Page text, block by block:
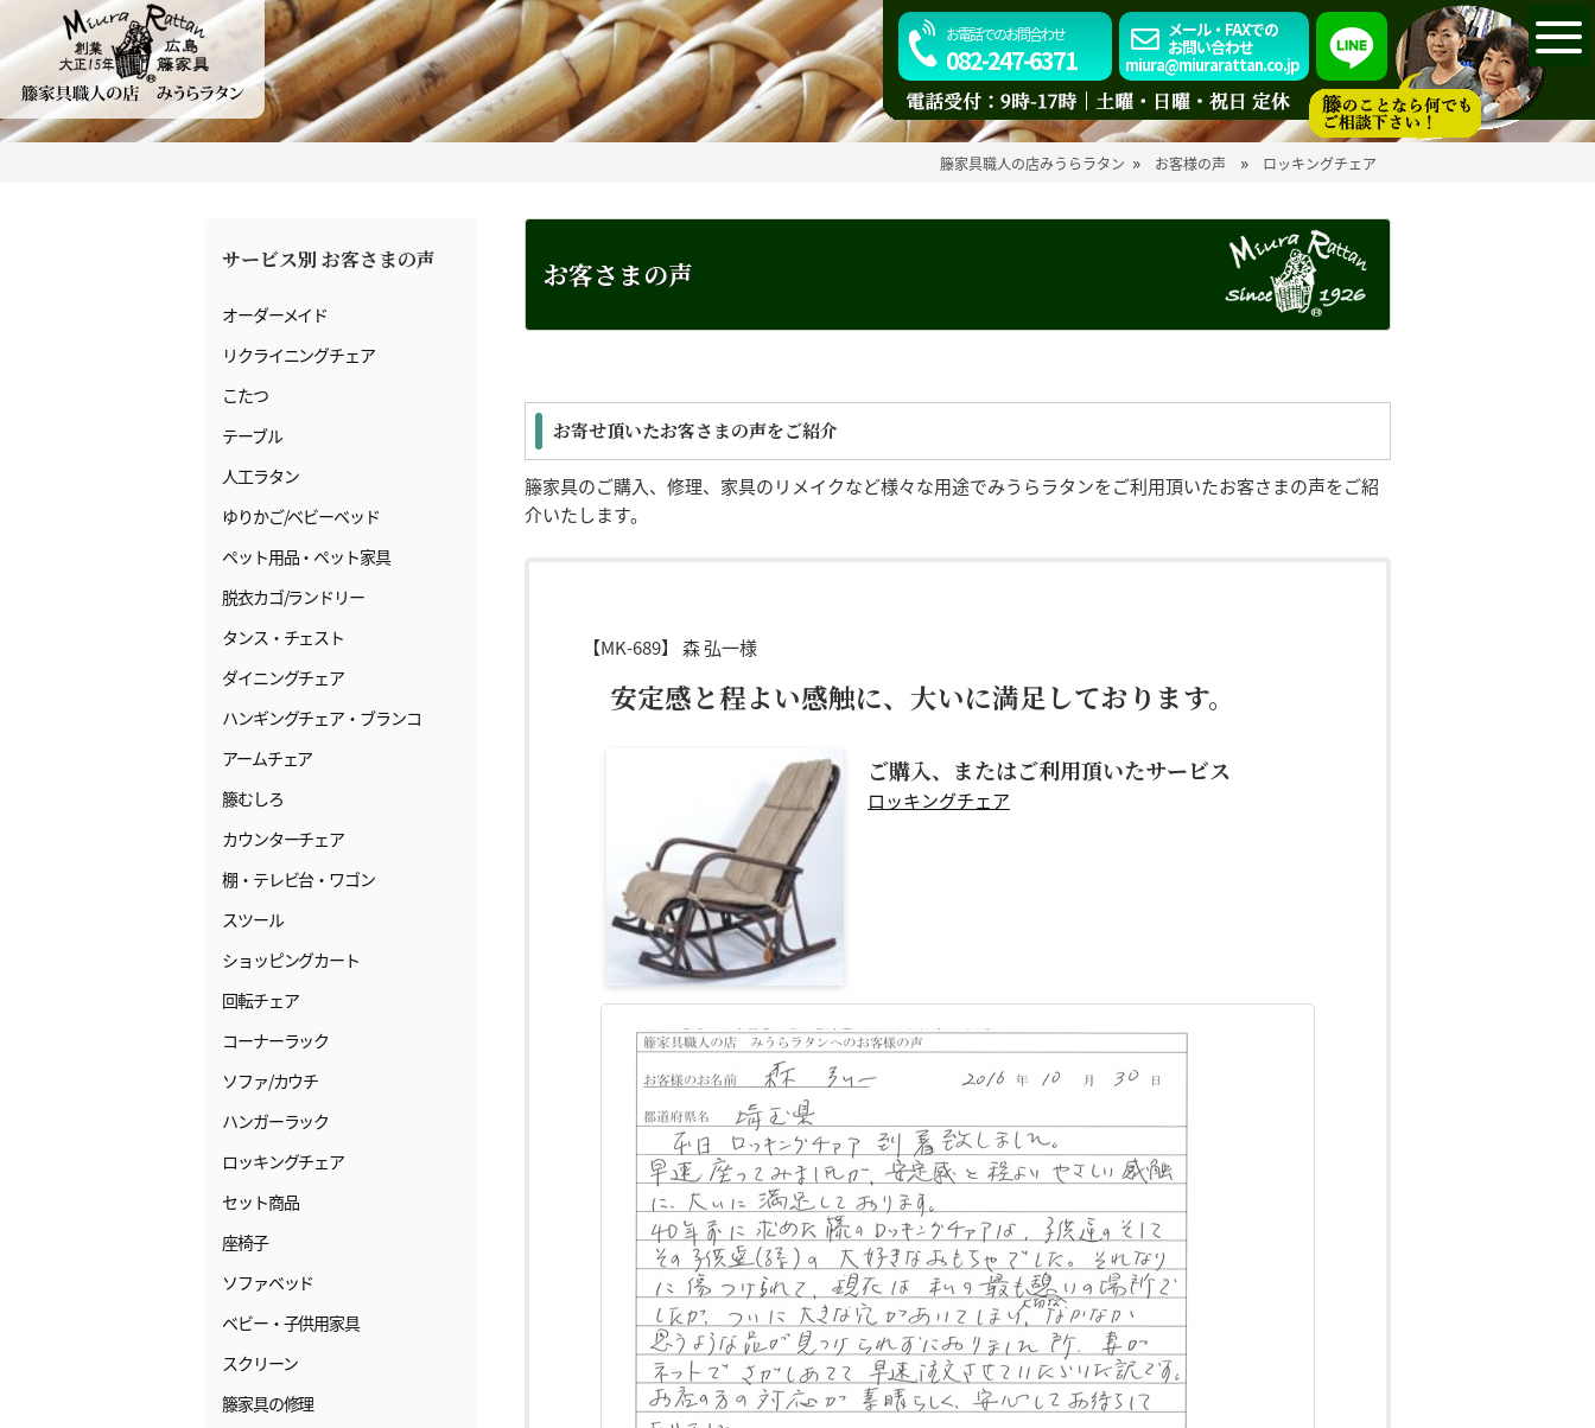
お電話でのお問合わせ
082-247-6371
メール・FAXでの
お問い合わせ
miura@miurarattan.co.jp
籐家具職人の店みうらラタン » お客様の声 » ロッキングチェア
サービス別 お客さまの声
オーダーメイド
リクライニングチェア
こたつ
テーブル
人工ラタン
ゆりかご/ベビーベッド
ペット用品・ペット家具
脱衣カゴ/ランドリー
タンス・チェスト
ダイニングチェア
ハンギングチェア・ブランコ
アームチェア
籐むしろ
カウンターチェア
棚・テレビ台・ワゴン
スツール
ショッピングカート
回転チェア
コーナーラック
ソファ/カウチ
ハンガーラック
ロッキングチェア
セット商品
座椅子
ソファベッド
ベビー・子供用家具
スクリーン
籐家具の修理
お客さまの声
お寄せ頂いたお客さまの声をご紹介
籐家具のご購入、修理、家具のリメイクなど様々な用途でみうらラタンをご利用頂いたお客さまの声をご紹
介いたします。
【MK-689】 森 弘一様
安定感と程よい感触に、大いに満足しております。
ご購入、またはご利用頂いたサービス
ロッキングチェア